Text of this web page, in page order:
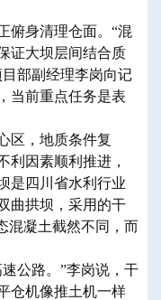
身清理仓面。“混
证大坝层间结合质
部副经理李岗向记
当前重点任务是表
，地质条件复
利因素顺利推进，
是四川省水利行业
曲拱坝，采用的干
混凝土截然不同，而
公路。”李岗说，干
仓机像推土机一样